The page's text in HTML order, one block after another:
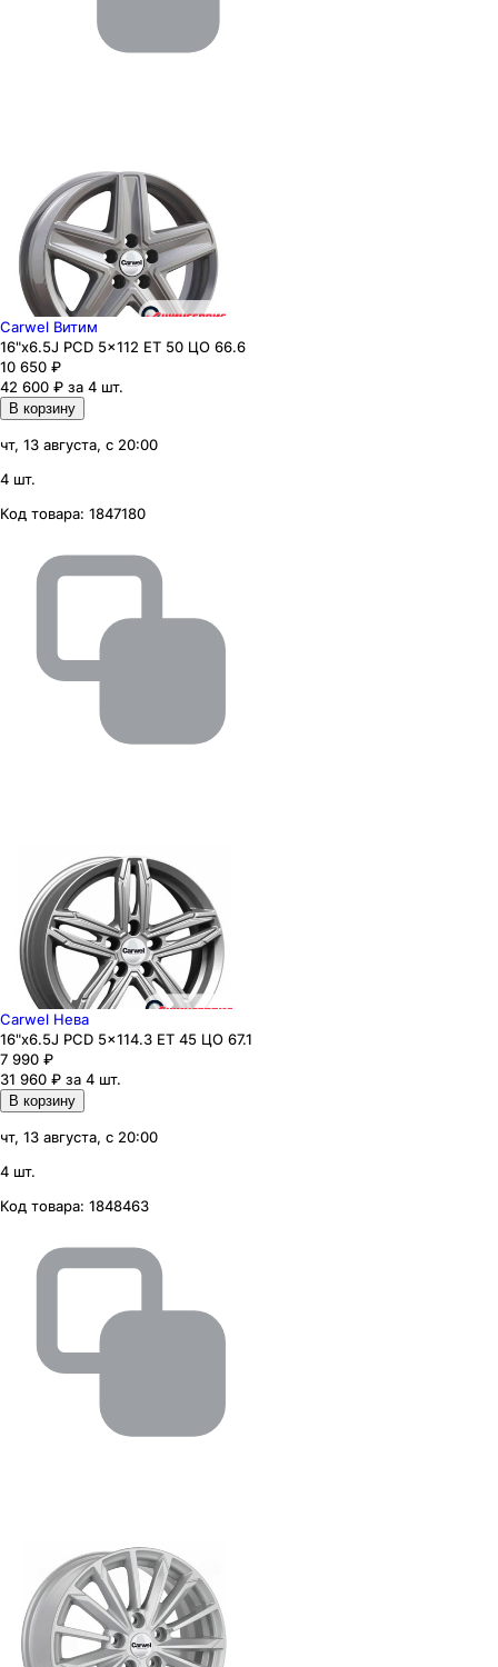
Carwel Витим
16"x6.5J PCD 5x112 ЕТ 50 ЦО 66.6
10 650 ₽
42 600 ₽ за 4 шт.
В корзину
чт, 13 августа, с 20:00
4 шт.
Код товара: 1847180
Carwel Нева
16"x6.5J PCD 5x114.3 ЕТ 45 ЦО 67.1
7 990 ₽
31 960 ₽ за 4 шт.
В корзину
чт, 13 августа, с 20:00
4 шт.
Код товара: 1848463